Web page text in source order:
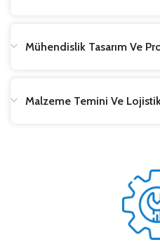
Mühendislik Tasarım Ve
Malzeme Temini Ve